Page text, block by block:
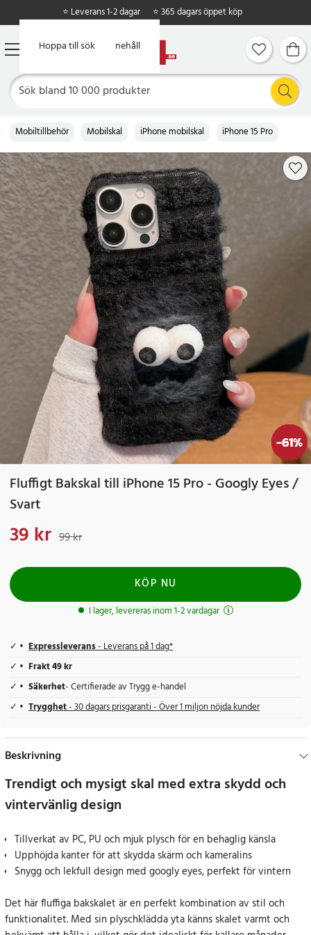
Hoppa till huvudinnehåll
Hoppa till sök
⭐ Leverans 1-2 dagar ⭐ 365 dagars öppet köp
Mobiltillbehör Mobilskal iPhone mobilskal iPhone 15 Pro
-61%
Fluffigt Bakskal till iPhone 15 Pro - Googly Eyes /
Svart
Nuvarande pris
39 kr 99 kr
KÖP NU
I lager, levereras inom 1-2 vardagar
Expressleverans- Leverans på 1 dag*
Frakt 49 kr
Säkerhet- Certifierade av Trygg e-handel
Trygghet- 30 dagars prisgaranti - Över 1 miljon nöjda kunder
Beskrivning
Trendigt och mysigt skal med extra skydd och
vintervänlig design
Tillverkat av PC, PU och mjuk plysch för en behaglig känsla
Upphöjda kanter för att skydda skärm och kameralins
Snygg och lekfull design med googly eyes, perfekt för vintern
Det här fluffiga bakskalet är en perfekt kombination av stil och
funktionalitet. Med sin plyschklädda yta känns skalet varmt och